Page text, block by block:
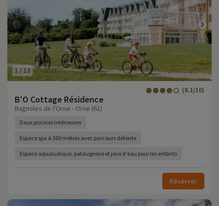
1/13
B'O Cottage Résidence
(8.1/10)
Bagnoles de l'Orne - Orne (61)
Deux piscines intérieures
Espace spa à 300 mètres avec parcours détente
Espace aqualudique, pataugeoire et jeux d'eau pour les enfants
Réserver